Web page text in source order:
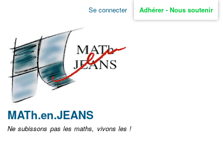
Aller
non
identifié
Se connecter Adhérer - Nous soutenir
MATh.en.JEANS
Ne subissons pas les maths, vivons les !